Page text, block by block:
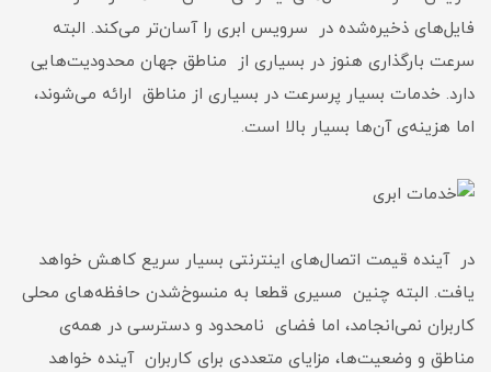
فایل‌های ذخیره‌شده در سرویس ابری را آسان‌تر می‌کند. البته
سرعت بارگذاری هنوز در بسیاری از مناطق جهان محدودیت‌هایی
دارد. خدمات بسیار پرسرعت در بسیاری از مناطق ارائه می‌شوند،
اما هزینه‌ی آن‌ها بسیار بالا است.
در آینده قیمت اتصال‌های اینترنتی بسیار سریع کاهش خواهد
یافت. البته چنین مسیری قطعا به منسوخ‌شدن حافظه‌های محلی
کاربران نمی‌انجامد، اما فضای نامحدود و دسترسی در همه‌ی
مناطق و وضعیت‌ها، مزایای متعددی برای کاربران آینده خواهد